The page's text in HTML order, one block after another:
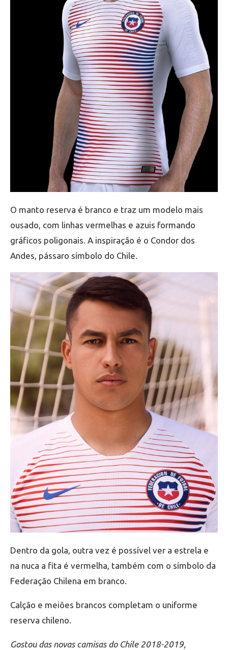
O manto reserva é branco e traz um modelo mais
ousado, com linhas vermelhas e azuis formando
gráficos poligonais. A inspiração é o Condor dos
Andes, pássaro símbolo do Chile.
Dentro da gola, outra vez é possível ver a estrela e
na nuca a fita é vermelha, também com o símbolo da
Federação Chilena em branco.
Calção e meiões brancos completam o uniforme
reserva chileno.
Gostou das novas camisas do Chile 2018-2019,